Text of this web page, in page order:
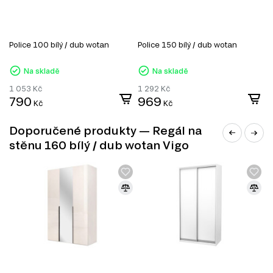
Manželské postele
Úložný prostor
Nástěnné police a skříňky
Kancelářské stoly
Police 100 bílý / dub wotan
Na skladě
1 053 Kč
790 Kč
Police 150 bílý / dub wotan
Na skladě
1 292 Kč
969 Kč
Doporučené produkty — Regál na
stěnu 160 bílý / dub wotan Vigo